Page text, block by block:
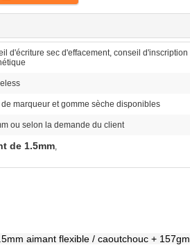
d'écriture sec d'effacement, conseil d'inscription
de marqueur et gomme sèche disponibles
ou selon la demande du client
de 1.5mm,
aimant flexible / caoutchouc + 157gm